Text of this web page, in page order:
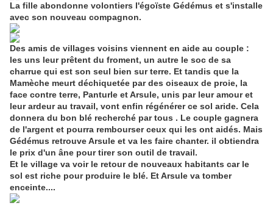
La fille abondonne volontiers l'égoïste Gédémus et s'installe
avec son nouveau compagnon.
Des amis de villages voisins viennent en aide au couple :
les uns leur prêtent du froment, un autre le soc de sa
charrue qui est son seul bien sur terre. Et tandis que la
Mamèche meurt déchiquetée par des oiseaux de proie, la
face contre terre, Panturle et Arsule, unis par leur amour et
leur ardeur au travail, vont enfin régénérer ce sol aride. Cela
donnera du bon blé recherché par tous . Le couple gagnera
de l'argent et pourra rembourser ceux qui les ont aidés. Mais
Gédémus retrouve Arsule et va les faire chanter. il obtiendra
le prix d'un âne pour tirer son outil de travail.
Et le village va voir le retour de nouveaux habitants car le
sol est riche pour produire le blé. Et Arsule va tomber
enceinte....